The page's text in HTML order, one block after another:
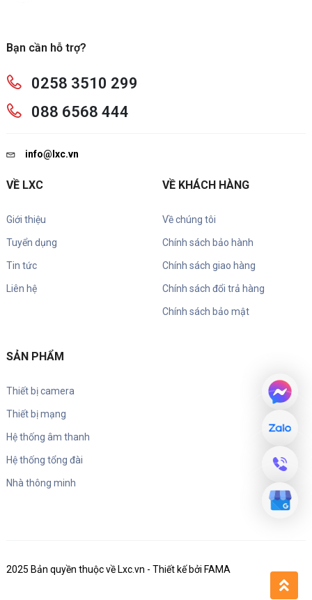
Bạn cần hỗ trợ?
0258 3510 299
088 6568 444
info@lxc.vn
VỀ LXC
Giới thiệu
Tuyển dụng
Tin tức
Liên hệ
VỀ KHÁCH HÀNG
Về chúng tôi
Chính sách bảo hành
Chính sách giao hàng
Chính sách đổi trả hàng
Chính sách bảo mật
SẢN PHẨM
Thiết bị camera
Thiết bị mạng
Hệ thống âm thanh
Hệ thống tổng đài
Nhà thông minh
2025 Bản quyền thuộc về Lxc.vn - Thiết kế bởi FAMA